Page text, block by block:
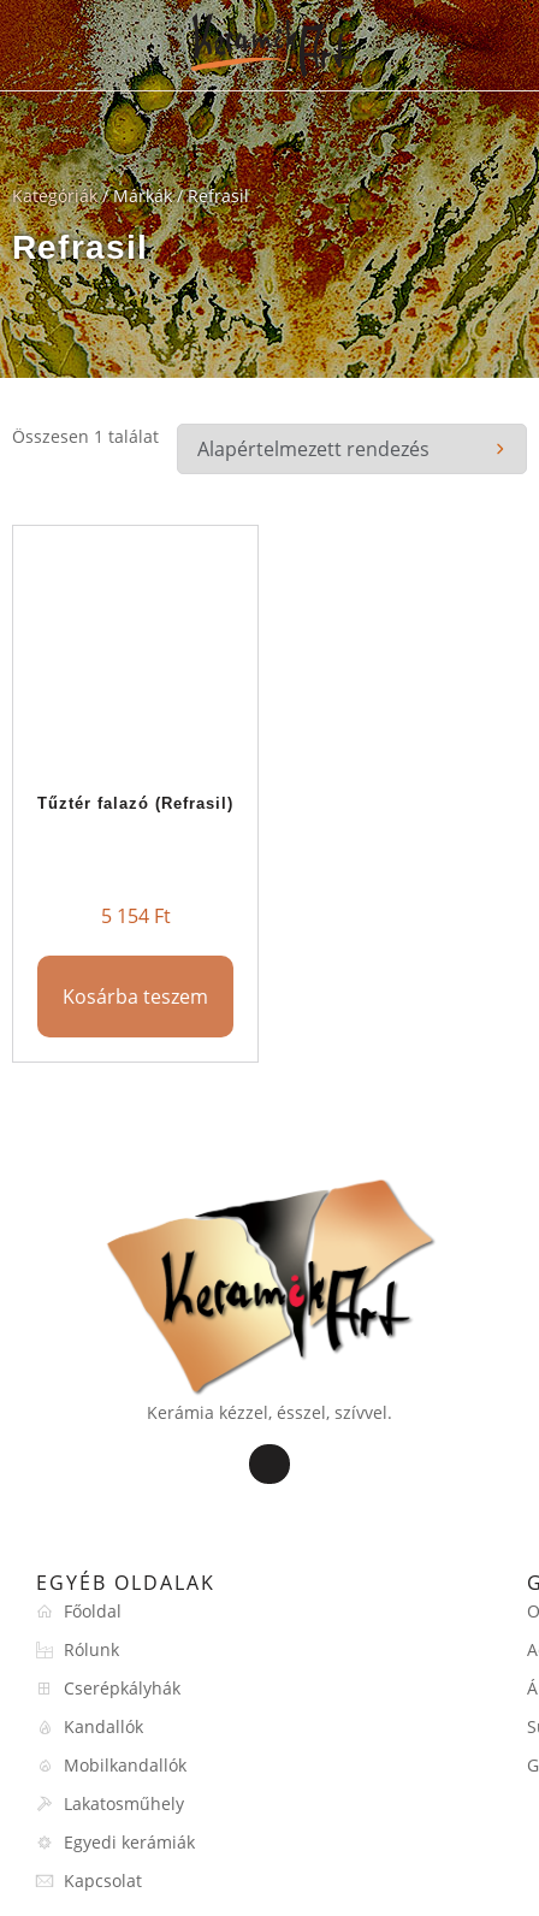
Kategóriák/ Márkák / Refrasil
Refrasil
Összesen 1 találat
Tűztér falazó (Refrasil)
5 154 Ft
Kosárba teszem
Kerámia kézzel, ésszel, szívvel.
EGYÉB OLDALAK
Főoldal
Rólunk
Cserépkályhák
Kandallók
Mobilkandallók
Lakatosműhely
Egyedi kerámiák
Kapcsolat